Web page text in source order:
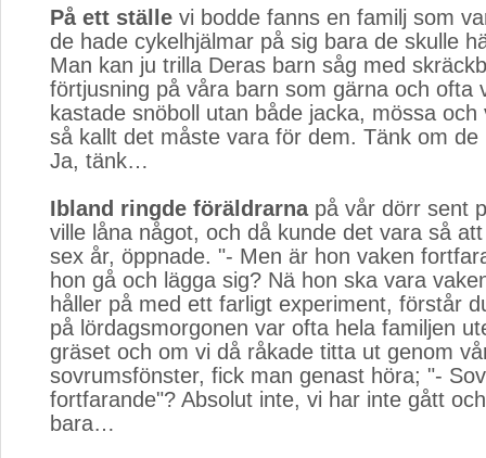
På ett ställe vi bodde fanns en familj som
de hade cykelhjälmar på sig bara de skulle
Man kan ju trilla Deras barn såg med
förtjusning på våra barn som gärna och ofta
kastade snöboll utan både jacka, mössa
så kallt det måste vara för dem. Tänk om de
Ja, tänk…
Ibland ringde föräldrarnapå vår dörr sent
ville låna något, och då kunde det vara så
sex år, öppnade. "- Men är hon vaken
hon gå och lägga sig? Nä hon ska vara
håller på med ett farligt experiment, förstår
på lördagsmorgonen var ofta hela familjen
gräset och om vi då råkade titta ut genom
sovrumsfönster, fick man genast höra; "-
fortfarande"? Absolut inte, vi har inte gått
bara…